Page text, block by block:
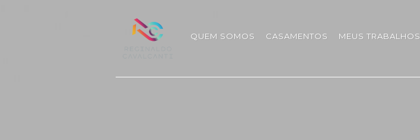
QUEM SOMOS CASAMENTOS MEUS TRABALHOS